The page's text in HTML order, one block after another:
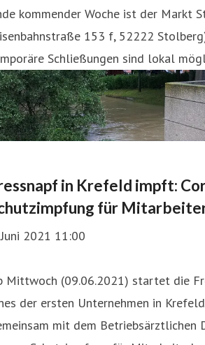
kommender Woche ist der Markt
153 f, 52222
Schließungen sind lokal
in Krefeld impft:
für
2021 11:00
Mittwoch (09.06.2021) startet die
der ersten Unternehmen in
mit dem Betriebsärztlichen